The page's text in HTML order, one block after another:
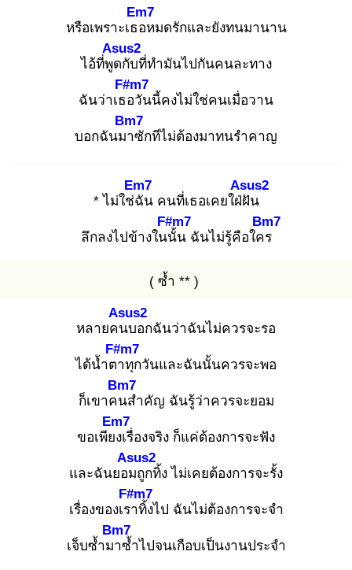
หรือเพราะเธอ
Em7
หมดรักและยังทนมานาน
ไอ้ที่พูด
Asus2
กับที่ทำมันไปกันคนละทาง
ฉันว่าเธอ
F#m7
วันนี้คงไม่ใช่คนเมื่อวาน
บอกฉันมา
Bm7
ซักทีไม่ต้องมาทนรำคาญ
* ไม่ใช่ฉั
Em7
น คนที่เธอเคยใฝ่ฝั
Asus2
น
ลึกลงไปข้างในนั้
F#m7
น ฉันไม่รู้คือใคร
Bm7
( ซ้ำ ** )
หลายคน
Asus2
บอกฉันว่าฉันไม่ควรจะรอ
ได้น้ำตา
F#m7
ทุกวันและฉันนั้นควรจะพอ
ก็เขาคน
Bm7
สำคัญ ฉันรู้ว่าควรจะยอม
ขอเพียง
Em7
เรื่องจริง ก็แค่ต้องการจะฟัง
และฉันยอม
Asus2
ถูกทิ้ง ไม่เคยต้องการจะรั้ง
เรื่องของเรา
F#m7
ทิ้งไป ฉันไม่ต้องการจะจำ
เจ็บซ้ำมา
Bm7
ซ้ำไปจนเกือบเป็นงานประจำ